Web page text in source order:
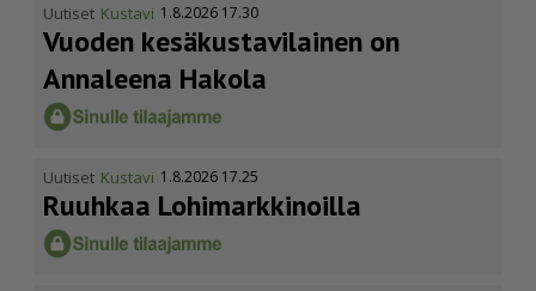
Uutiset Kustavi 1.8.2026 17.30
Vuoden kesäkus­ta­vi­lainen on
Annaleena Hakola
Uutiset Kustavi 1.8.2026 17.25
Ruuhkaa Lohimark­ki­noilla